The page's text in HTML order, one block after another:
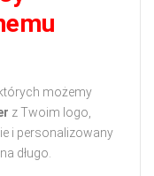
możemy
z Twoim logo,
i personalizowany
długo.